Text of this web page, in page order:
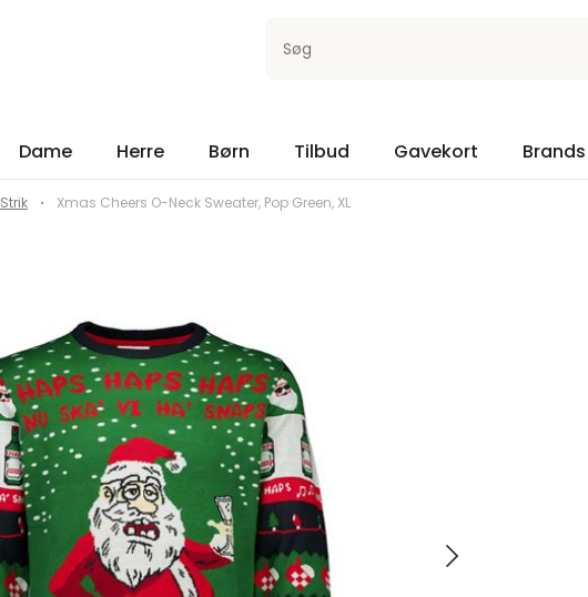
Søg
Dame Herre Børn Tilbud Gavekort Brands
Strik Xmas Cheers O-Neck Sweater, Pop Green, XL